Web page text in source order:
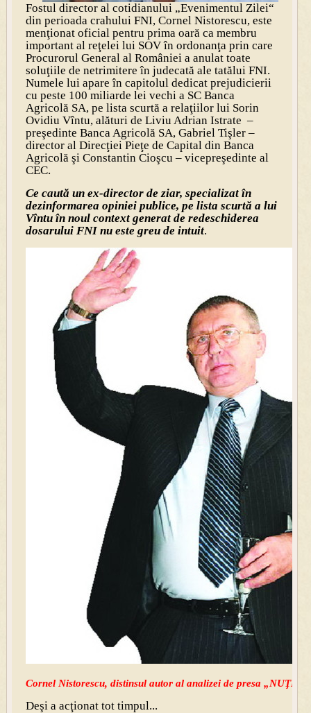
Fostul director al cotidianului „Evenimentul Zilei“
din perioada crahului FNI, Cornel Nistorescu, este
menţionat oficial pentru prima oară ca membru
important al reţelei lui SOV în ordonanţa prin care
Procurorul General al României a anulat toate
soluţiile de netrimitere în judecată ale tatălui FNI.
Numele lui apare în capitolul dedicat prejudicierii
cu peste 100 miliarde lei vechi a SC Banca
Agricolă SA, pe lista scurtă a relaţiilor lui Sorin
Ovidiu Vîntu, alături de Liviu Adrian Istrate –
preşedinte Banca Agricolă SA, Gabriel Tişler –
director al Direcţiei Pieţe de Capital din Banca
Agricolă şi Constantin Cioşcu – vicepreşedinte al
CEC.
Ce caută un ex-director de ziar, specializat în
dezinformarea opiniei publice, pe lista scurtă a lui
Vîntu în noul context generat de redeschiderea
dosarului FNI nu este greu de intuit.
Cornel Nistorescu, distinsul autor al analizei de presa „NUŢI,
Deşi a acţionat tot timpul...